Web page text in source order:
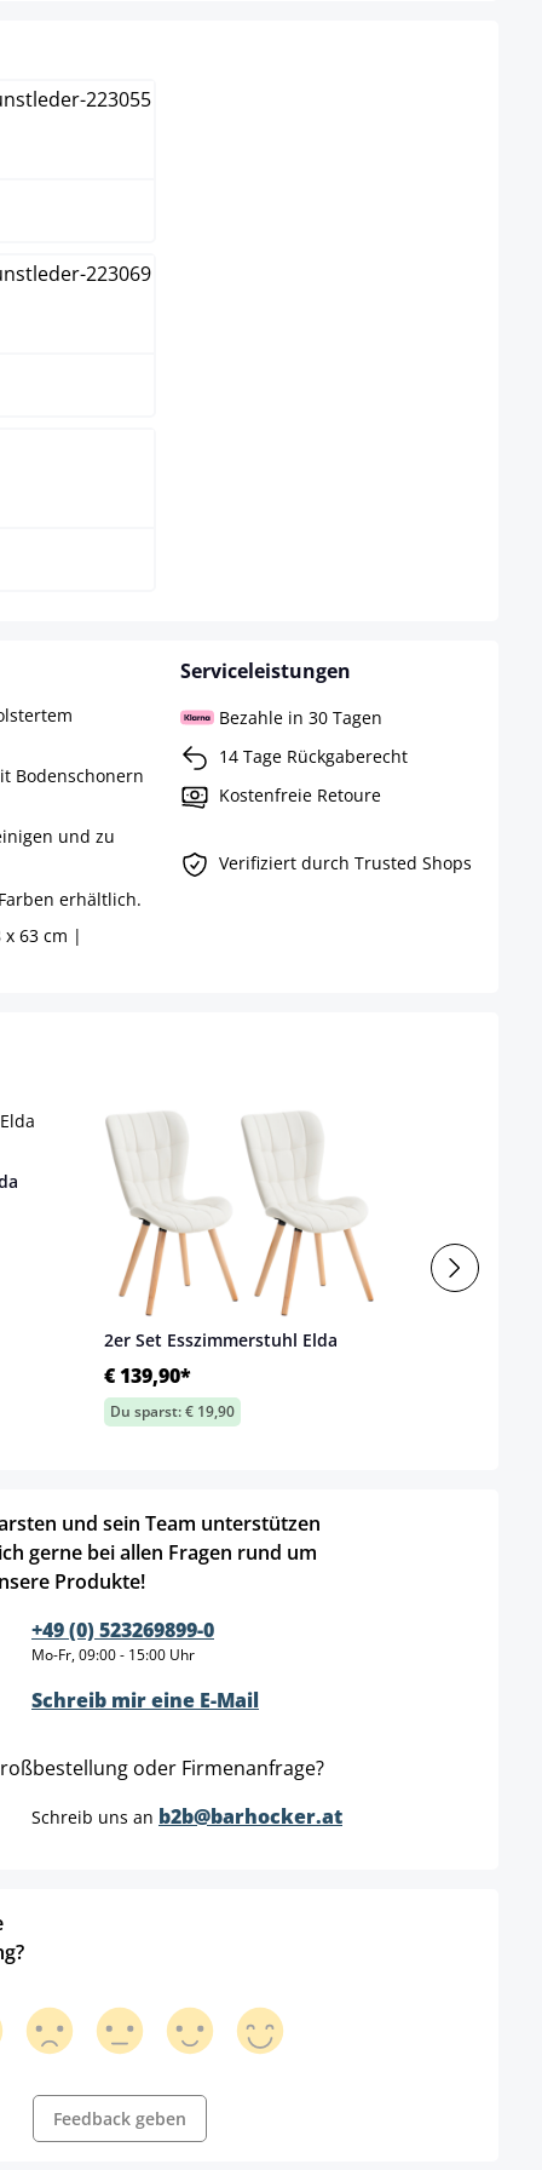
Bodenschonern
und zu
erhältlich.
x 63 cm |
Serviceleistungen
Bezahle in 30 Tagen
14 Tage Rückgaberecht
Kostenfreie Retoure
Verifiziert durch Trusted Shops
2er Set Esszimmerstuhl Elda
€ 139,90*
Du sparst: € 19,90
und sein Team unterstützen
gerne bei allen Fragen rund um
Produkte!
+49 (0) 523269899-0
Mo-Fr, 09:00 - 15:00 Uhr
Schreib mir eine E-Mail
oder Firmenanfrage?
Schreib uns an b2b@barhocker.at
Feedback geben